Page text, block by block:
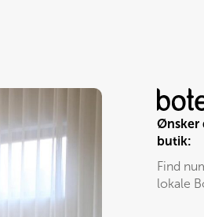
Ønsker
butik:
Find
lokale